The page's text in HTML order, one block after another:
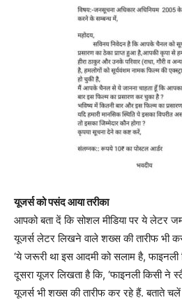
यूजर्स को पसंद आया तरीका
आपको बता दें कि सोशल मीडिया पर ये लेटर
यूजर्स लेटर लिखने वाले शख्स की तारीफ भी
‘ये जरूरी था इस आदमी को सलाम है, फाइनली
दूसरा यूजर लिखता है कि, ‘फाइनली किसी ने
यूजर्स भी शख्स की तारीफ कर रहे हैं. बताते चलें